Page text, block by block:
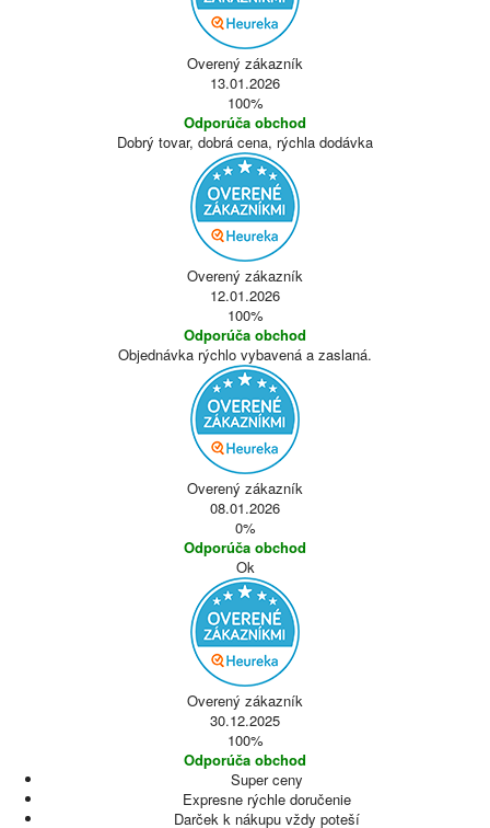
Overený zákazník
13.01.2026
100%
Odporúča obchod
Dobrý tovar, dobrá cena, rýchla dodávka
Overený zákazník
12.01.2026
100%
Odporúča obchod
Objednávka rýchlo vybavená a zaslaná.
Overený zákazník
08.01.2026
0%
Odporúča obchod
Ok
Overený zákazník
30.12.2025
100%
Odporúča obchod
Super ceny
Expresne rýchle doručenie
Darček k nákupu vždy poteší